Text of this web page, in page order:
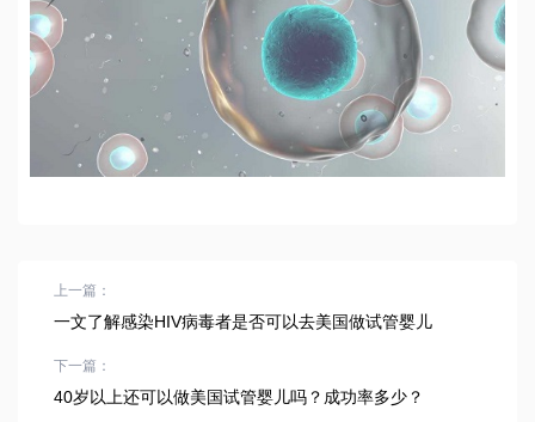
上一篇：
一文了解感染HIV病毒者是否可以去美国做试管婴儿
下一篇：
40岁以上还可以做美国试管婴儿吗？成功率多少？